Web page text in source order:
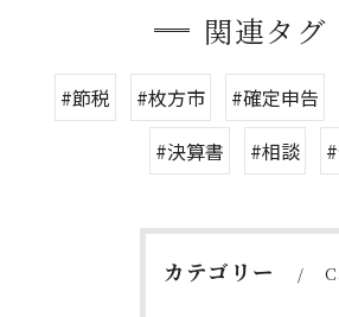
関連タグ
#節税 #枚方市 #確定申告
#決算書
#相談
カテゴリー